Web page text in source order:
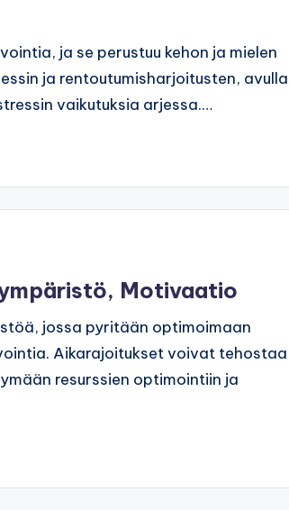
ja se perustuu kehon ja mielen
ja rentoutumisharjoitusten, avulla
vaikutuksia arjessa.…
Motivaatio
jossa pyritään optimoimaan
Aikarajoitukset voivat tehostaa
resurssien optimointiin ja